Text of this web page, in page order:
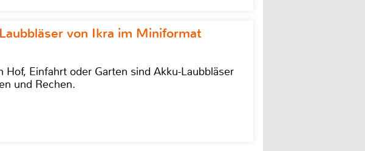
von Ikra im Miniformat
Einfahrt oder Garten sind Akku-Laubbläser
und Rechen.